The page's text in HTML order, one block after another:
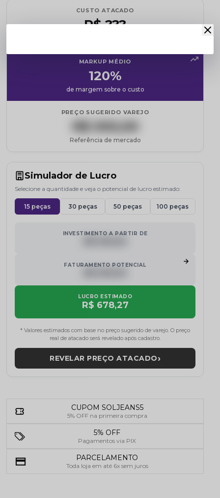
CUSTO ATACADO
R$ ???
MARKUP MÉDIO
120%
de margem sobre o custo
PREÇO SUGERIDO VAREJO
R$ 000,00
Referência de mercado
Simulador de Lucro
Selecione a quantidade e veja o potencial de lucro estimado:
15 peças 30 peças 50 peças 100 peças
INVESTIMENTO A PARTIR DE
FATURAMENTO POTENCIAL
LUCRO ESTIMADO
R$ 678,27
* Valores estimados com base no preço sugerido de varejo. O preço
real de atacado será revelado após cadastro.
REVELAR PREÇO ATACADO›
CUPOM SOLJEANS5
5% OFF na primeira compra
5% OFF
Pagamentos via PIX
PARCELAMENTO
Toda loja em até 6x sem juros